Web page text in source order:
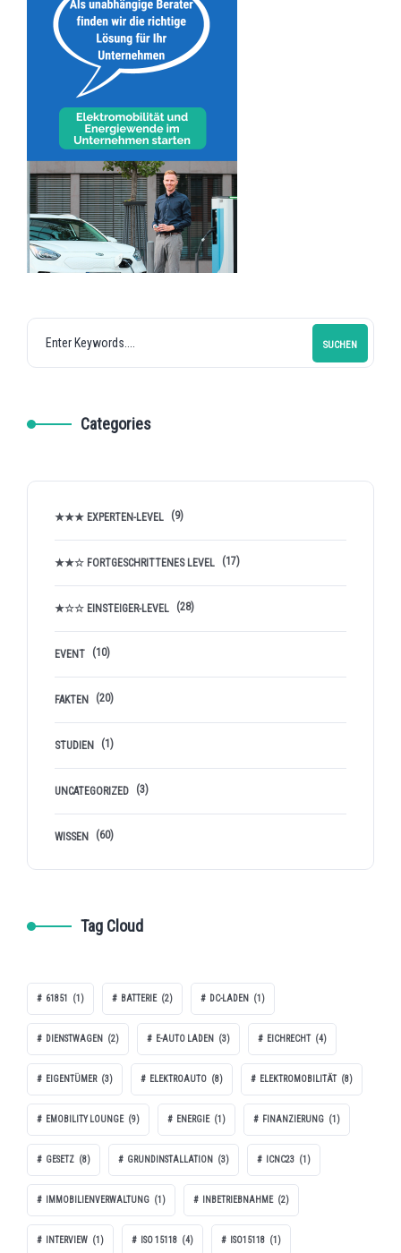
SUCHEN
Categories
★★★ EXPERTEN-LEVEL (9)
★★☆ FORTGESCHRITTENES LEVEL (17)
★☆☆ EINSTEIGER-LEVEL (28)
EVENT (10)
FAKTEN (20)
STUDIEN (1)
UNCATEGORIZED (3)
WISSEN (60)
Tag Cloud
61851 (1) BATTERIE (2) DC-LADEN (1)
DIENSTWAGEN (2) E-AUTO LADEN (3) EICHRECHT (4)
EIGENTÜMER (3) ELEKTROAUTO (8) ELEKTROMOBILITÄT (8)
EMOBILITY LOUNGE (9) ENERGIE (1) FINANZIERUNG (1)
GESETZ (8) GRUNDINSTALLATION (3) ICNC23 (1)
IMMOBILIENVERWALTUNG (1) INBETRIEBNAHME (2)
INTERVIEW (1) ISO 15118 (4) ISO15118 (1)